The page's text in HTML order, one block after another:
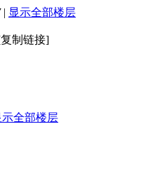
| 显示全部楼层
制链接]
示全部楼层